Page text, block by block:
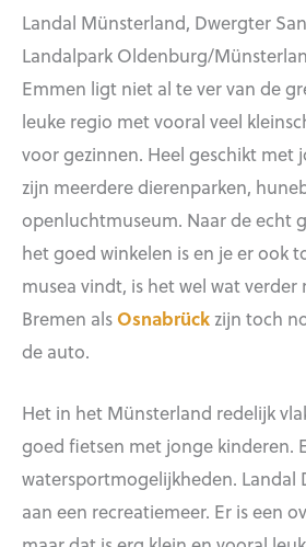
Landal Münsterland, Dwergter
Landalpark Oldenburg/
Emmen ligt niet al te ver van de
leuke regio met vooral veel
voor gezinnen. Heel geschikt met
zijn meerdere dierenparken,
openluchtmuseum. Naar de echt
het goed winkelen is en je er ook
musea vindt, is het wel wat verder
Bremen als Osnabrückzijn toch
de auto.
Het in het Münsterland redelijk
goed fietsen met jonge kinderen.
watersportmogelijkheden. Landal
aan een recreatiemeer. Er is een